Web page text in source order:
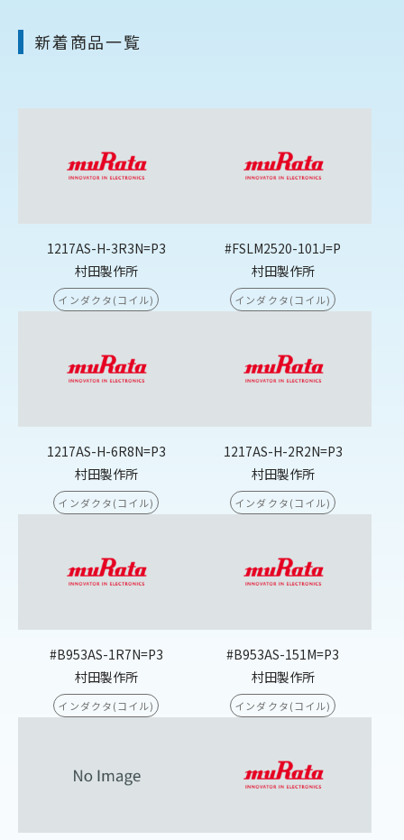
新着商品一覧
1217AS-H-3R3N=P3
村田製作所
インダクタ(コイル)
#FSLM2520-101J=P
村田製作所
インダクタ(コイル)
1217AS-H-6R8N=P3
村田製作所
インダクタ(コイル)
1217AS-H-2R2N=P3
村田製作所
インダクタ(コイル)
#B953AS-1R7N=P3
村田製作所
インダクタ(コイル)
#B953AS-151M=P3
村田製作所
インダクタ(コイル)